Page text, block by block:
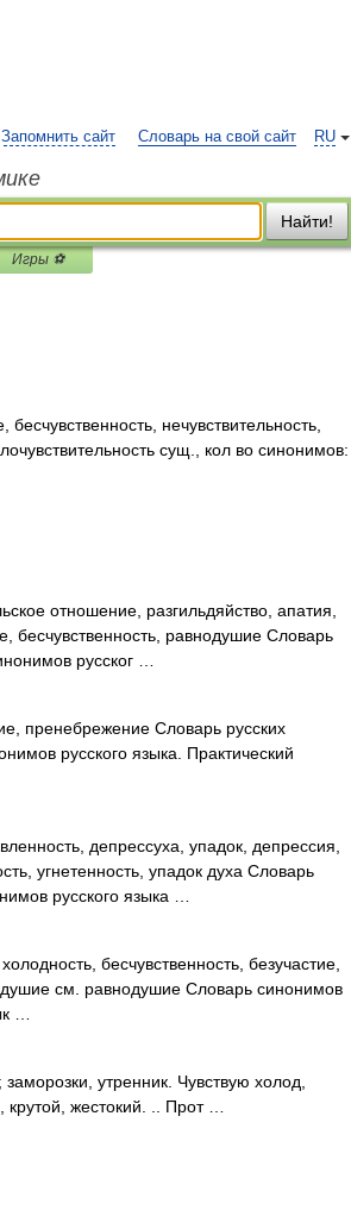
RU
Запомнить сайт Словарь на свой сайт
Найти!
Игры ⚽
нечувствительность,
сущ., кол во синонимов:
отношение, разгильдяйство, апатия,
бесчувственность, равнодушие Словарь
русског …
пренебрежение Словарь русских
русского языка. Практический
депрессуха, упадок, депрессия,
угнетенность, упадок духа Словарь
русского языка …
бесчувственность, безучастие,
см. равнодушие Словарь синонимов
…
утренник. Чувствую холод,
жестокий. .. Прот …